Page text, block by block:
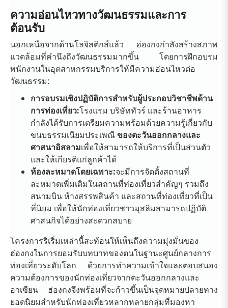
ความอ่อนไหวทางวัฒนธรรมและการ
ต้อนรับ
นอกเหนือจากด้านโลจิสติกส์แล้ว ฮ่องกงกำลังสร้างสภาพ
แวดล้อมที่คำนึงถึงวัฒนธรรมมากขึ้น โดยการฝึกอบรม
พนักงานในอุตสาหกรรมบริการให้มีความอ่อนไหวต่อ
วัฒนธรรม:
การอบรมเชิงปฏิบัติการสำหรับผู้ประกอบวิชาชีพด้าน
การท่องเที่ยว:โรงแรม บริษัททัวร์ และร้านอาหาร
กำลังได้รับการเตรียมความพร้อมด้วยความรู้เกี่ยวกับ
ขนบธรรมเนียมประเพณีของตะวันออกกลางและ
ศาสนาอิสลามเพื่อให้สามารถให้บริการที่เป็นส่วนตัว
และให้เกียรติแก่ลูกค้าได้
ห้องละหมาดโดยเฉพาะ:จะมีการจัดตั้งสถานที่
ละหมาดเพิ่มเติมในสถานที่ท่องเที่ยวสำคัญๆ รวมถึง
สนามบิน ห้างสรรพสินค้า และสถานที่ท่องเที่ยวที่เป็น
ที่นิยม เพื่อให้นักท่องเที่ยวชาวมุสลิมสามารถปฏิบัติ
ศาสนกิจได้อย่างสะดวกสบาย
โครงการริเริ่มเหล่านี้สะท้อนให้เห็นถึงความมุ่งมั่นของ
ฮ่องกงในการยอมรับบทบาทของตนในฐานะศูนย์กลางการ
ท่องเที่ยวระดับโลก ด้วยการทำความเข้าใจและตอบสนอง
ความต้องการของนักท่องเที่ยวจากตะวันออกกลางและ
อาเซียน ฮ่องกงจึงพร้อมที่จะก้าวขึ้นเป็นจุดหมายปลายทาง
ยอดนิยมสำหรับนักท่องเที่ยวหลากหลายกลุ่มที่มองหา